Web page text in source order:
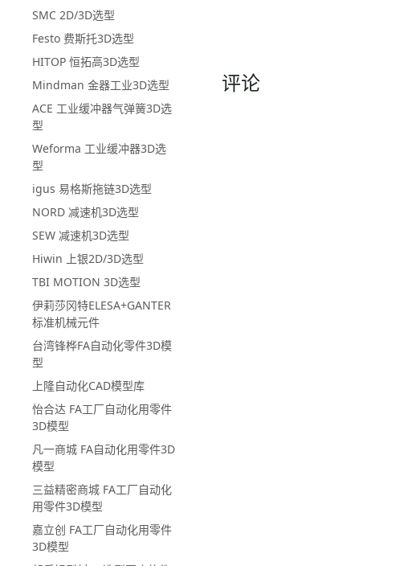
SMC 2D/3D选型
Festo 费斯托3D选型
HITOP 恒拓高3D选型
Mindman 金器工业3D选型
ACE 工业缓冲器气弹簧3D选
型
Weforma 工业缓冲器3D选
型
igus 易格斯拖链3D选型
NORD 减速机3D选型
SEW 减速机3D选型
Hiwin 上银2D/3D选型
TBI MOTION 3D选型
伊莉莎冈特ELESA+GANTER
标准机械元件
台湾锋桦FA自动化零件3D模
型
上隆自动化CAD模型库
怡合达 FA工厂自动化用零件
3D模型
凡一商城 FA自动化用零件3D
模型
三益精密商城 FA工厂自动化
用零件3D模型
嘉立创 FA工厂自动化用零件
3D模型
评论